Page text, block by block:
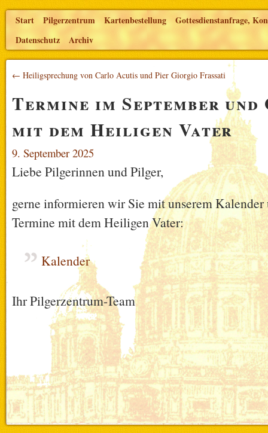
Start Pilgerzentrum Kartenbestellung
Gottesdienstanfrage,
Datenschutz
Archiv
← Heiligsprechung von Carlo Acutis und Pier Giorgio Frassati
Termine im September
mit dem Heiligen Vater
9. September 2025
Liebe Pilgerinnen und Pilger,
gerne informieren wir Sie mit unserem
Termine mit dem Heiligen Vater:
Kalender
Ihr Pilgerzentrum-Team